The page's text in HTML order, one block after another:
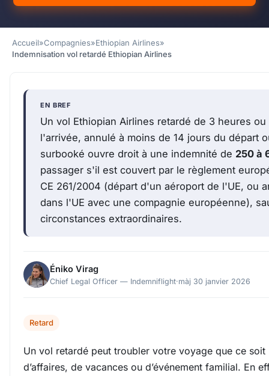
Accueil»Compagnies»Ethiopian Airlines»
Indemnisation vol retardé Ethiopian Airlines
EN BREF
Un vol Ethiopian Airlines retardé de 3 heures ou
l'arrivée, annulé à moins de 14 jours du départ
surbooké ouvre droit à une indemnité de 250 à
passager s'il est couvert par le règlement
CE 261/2004 (départ d'un aéroport de l'UE, ou
dans l'UE avec une compagnie européenne),
circonstances extraordinaires.
Éniko Virag
Chief Legal Officer — Indemniflight·màj 30 janvier 2026
Retard
Un vol retardé peut troubler votre voyage que ce soit
d’affaires, de vacances ou d’événement familial. En